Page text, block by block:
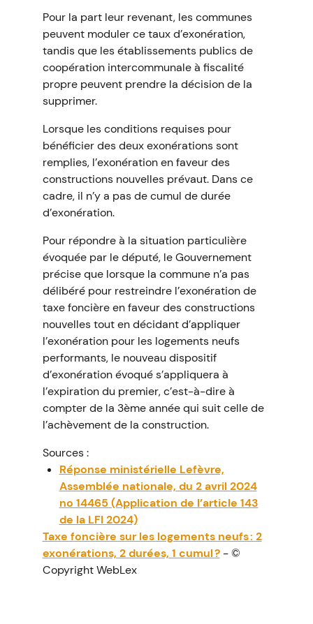
Pour la part leur revenant, les communes
peuvent moduler ce taux d’exonération,
tandis que les établissements publics de
coopération intercommunale à fiscalité
propre peuvent prendre la décision de la
supprimer.
Lorsque les conditions requises pour
bénéficier des deux exonérations sont
remplies, l’exonération en faveur des
constructions nouvelles prévaut. Dans ce
cadre, il n’y a pas de cumul de durée
d’exonération.
Pour répondre à la situation particulière
évoquée par le député, le Gouvernement
précise que lorsque la commune n’a pas
délibéré pour restreindre l’exonération de
taxe foncière en faveur des constructions
nouvelles tout en décidant d’appliquer
l’exonération pour les logements neufs
performants, le nouveau dispositif
d’exonération évoqué s’appliquera à
l’expiration du premier, c’est-à-dire à
compter de la 3ème année qui suit celle de
l’achèvement de la construction.
Sources :
Réponse ministérielle Lefèvre,
Assemblée nationale, du 2 avril 2024
no 14465 (Application de l’article 143
de la LFI 2024)
Taxe foncière sur les logements neufs : 2
exonérations, 2 durées, 1 cumul ?- ©
Copyright WebLex